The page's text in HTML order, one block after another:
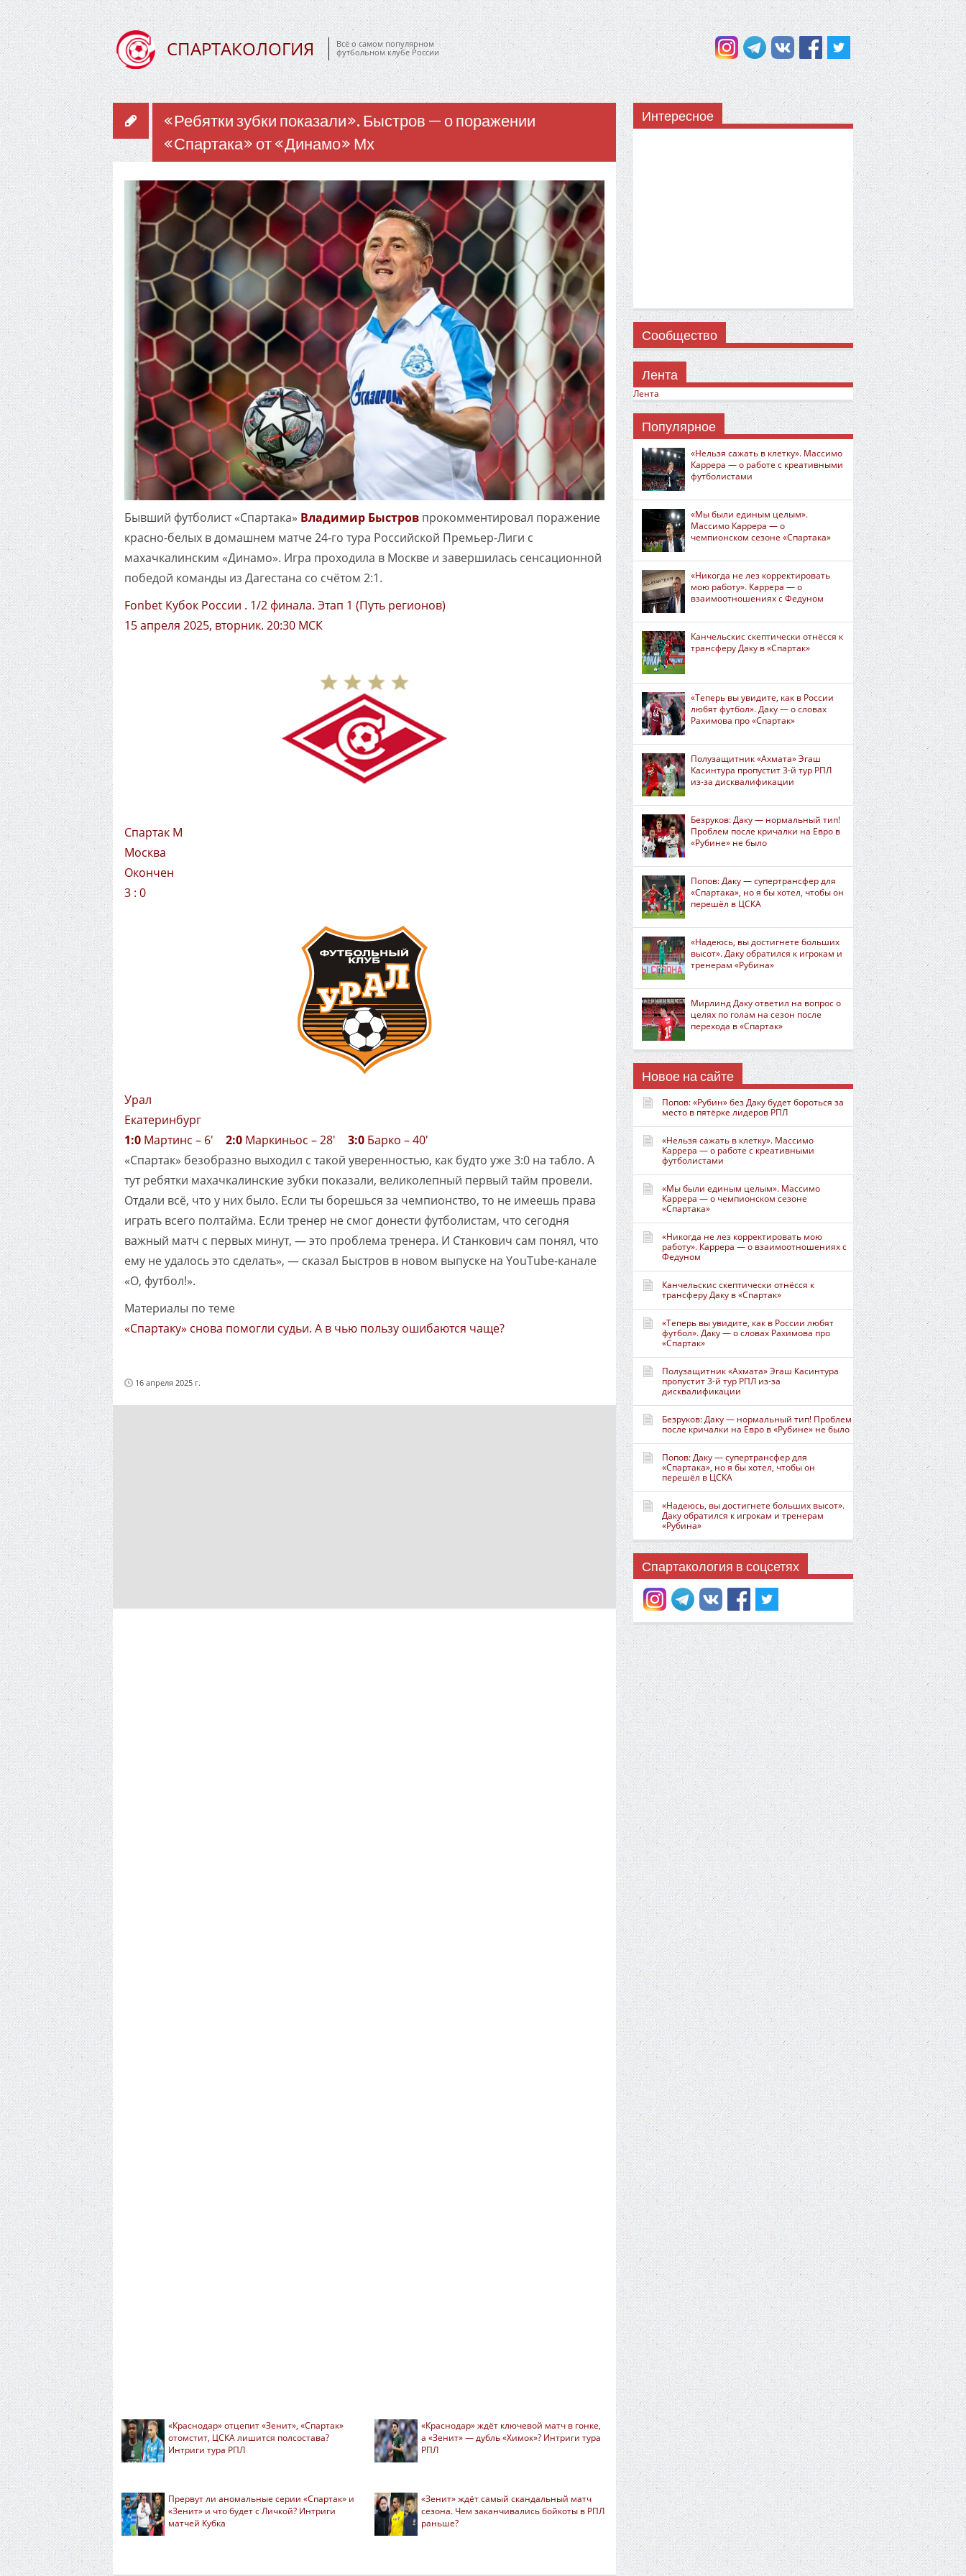
СПАРТАКОЛОГИЯ
Всё о самом популярном
футбольном клубе России
«Ребятки зубки показали». Быстров — о поражении
«Спартака» от «Динамо» Мх
Бывший футболист «Спартака» Владимир Быстров прокомментировал поражение
красно-белых в домашнем матче 24-го тура Российской Премьер-Лиги с
махачкалинским «Динамо». Игра проходила в Москве и завершилась сенсационной
победой команды из Дагестана со счётом 2:1.
Fonbet Кубок России . 1/2 финала. Этап 1 (Путь регионов)
15 апреля 2025, вторник. 20:30 МСК
Спартак М
Москва
Окончен
3 : 0
Урал
Екатеринбург
1:0 Мартинс – 6' 2:0 Маркиньос – 28' 3:0 Барко – 40'
«Спартак» безобразно выходил с такой уверенностью, как будто уже 3:0 на табло. А
тут ребятки махачкалинские зубки показали, великолепный первый тайм провели.
Отдали всё, что у них было. Если ты борешься за чемпионство, то не имеешь права
играть всего полтайма. Если тренер не смог донести футболистам, что сегодня
важный матч с первых минут, — это проблема тренера. И Станкович сам понял, что
ему не удалось это сделать», — сказал Быстров в новом выпуске на YouTube-канале
«О, футбол!».
Материалы по теме
«Спартаку» снова помогли судьи. А в чью пользу ошибаются чаще?
16 апреля 2025 г.
«Краснодар» отцепит «Зенит», «Спартак»
отомстит, ЦСКА лишится полсостава?
Интриги тура РПЛ
«Краснодар» ждёт ключевой матч в гонке,
а «Зенит» — дубль «Химок»? Интриги тура
РПЛ
Прервут ли аномальные серии «Спартак» и
«Зенит» и что будет с Личкой? Интриги
матчей Кубка
«Зенит» ждёт самый скандальный матч
сезона. Чем заканчивались бойкоты в РПЛ
раньше?
Интересное
Сообщество
Лента
Лента
Популярное
«Нельзя сажать в клетку». Массимо
Каррера — о работе с креативными
футболистами
«Мы были единым целым».
Массимо Каррера — о
чемпионском сезоне «Спартака»
«Никогда не лез корректировать
мою работу». Каррера — о
взаимоотношениях с Федуном
Канчельскис скептически отнёсся к
трансферу Даку в «Спартак»
«Теперь вы увидите, как в России
любят футбол». Даку — о словах
Рахимова про «Спартак»
Полузащитник «Ахмата» Эгаш
Касинтура пропустит 3-й тур РПЛ
из-за дисквалификации
Безруков: Даку — нормальный тип!
Проблем после кричалки на Евро в
«Рубине» не было
Попов: Даку — супертрансфер для
«Спартака», но я бы хотел, чтобы он
перешёл в ЦСКА
«Надеюсь, вы достигнете больших
высот». Даку обратился к игрокам и
тренерам «Рубина»
Мирлинд Даку ответил на вопрос о
целях по голам на сезон после
перехода в «Спартак»
Новое на сайте
Попов: «Рубин» без Даку будет бороться за
место в пятёрке лидеров РПЛ
«Нельзя сажать в клетку». Массимо
Каррера — о работе с креативными
футболистами
«Мы были единым целым». Массимо
Каррера — о чемпионском сезоне
«Спартака»
«Никогда не лез корректировать мою
работу». Каррера — о взаимоотношениях с
Федуном
Канчельскис скептически отнёсся к
трансферу Даку в «Спартак»
«Теперь вы увидите, как в России любят
футбол». Даку — о словах Рахимова про
«Спартак»
Полузащитник «Ахмата» Эгаш Касинтура
пропустит 3-й тур РПЛ из-за
дисквалификации
Безруков: Даку — нормальный тип! Проблем
после кричалки на Евро в «Рубине» не было
Попов: Даку — супертрансфер для
«Спартака», но я бы хотел, чтобы он
перешёл в ЦСКА
«Надеюсь, вы достигнете больших высот».
Даку обратился к игрокам и тренерам
«Рубина»
Спартакология в соцсетях